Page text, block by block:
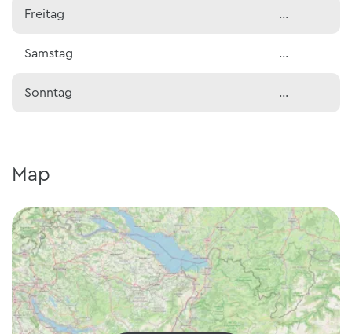
Freitag …
Samstag …
Sonntag …
Map